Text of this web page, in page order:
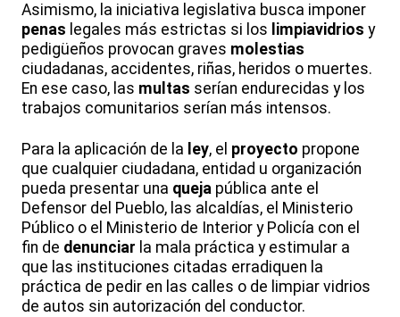
Asimismo, la iniciativa legislativa busca imponer
penas legales más estrictas si los limpiavidrios y
pedigüeños provocan graves molestias
ciudadanas, accidentes, riñas, heridos o muertes.
En ese caso, las multas serían endurecidas y los
trabajos comunitarios serían más intensos.
Para la aplicación de la ley, el proyecto propone
que cualquier ciudadana, entidad u organización
pueda presentar una queja pública ante el
Defensor del Pueblo, las alcaldías, el Ministerio
Público o el Ministerio de Interior y Policía con el
fin de denunciar la mala práctica y estimular a
que las instituciones citadas erradiquen la
práctica de pedir en las calles o de limpiar vidrios
de autos sin autorización del conductor.